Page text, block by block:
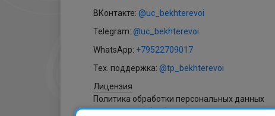
ВКонтакте: @uc_bekhterevoi
Telegram: @uc_bekhterevoi
WhatsApp: +79522709017
Тех. поддержка: @tp_bekhterevoi
Лицензия
Политика обработки персональных данных
Согласие на обработку персональных данных